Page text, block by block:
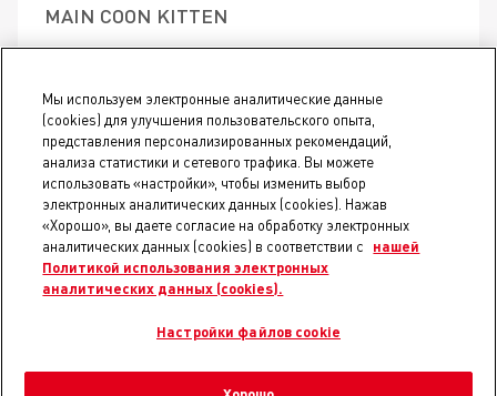
MAIN COON KITTEN
Корм сухой полнорационный сбалансированный
Мы используем электронные аналитические данные
(cookies) для улучшения пользовательского опыта,
представления персонализированных рекомендаций,
анализа статистики и сетевого трафика. Вы можете
использовать «настройки», чтобы изменить выбор
электронных аналитических данных (cookies). Нажав
«Хорошо», вы даете согласие на обработку электронных
аналитических данных (cookies) в соответствии с
нашей
Политикой использования электронных
аналитических данных (cookies).
Настройки файлов cookie